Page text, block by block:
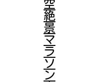
空
絶
景
マ
ラ
ソ
ン